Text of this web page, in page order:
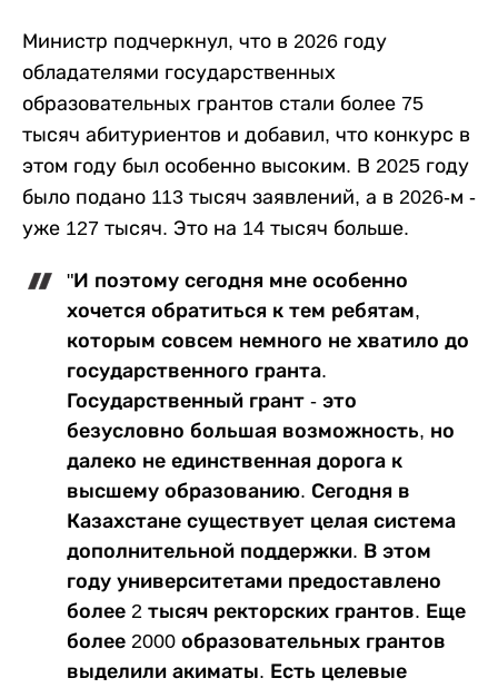
Министр подчеркнул, что в 2026 году
обладателями государственных
образовательных грантов стали более 75
тысяч абитуриентов и добавил, что конкурс в
этом году был особенно высоким. В 2025 году
было подано 113 тысяч заявлений, а в 2026-м -
уже 127 тысяч. Это на 14 тысяч больше.
"И поэтому сегодня мне особенно
хочется обратиться к тем ребятам,
которым совсем немного не хватило до
государственного гранта.
Государственный грант - это
безусловно большая возможность, но
далеко не единственная дорога к
высшему образованию. Сегодня в
Казахстане существует целая система
дополнительной поддержки. В этом
году университетами предоставлено
более 2 тысяч ректорских грантов. Еще
более 2000 образовательных грантов
выделили акиматы. Есть целевые